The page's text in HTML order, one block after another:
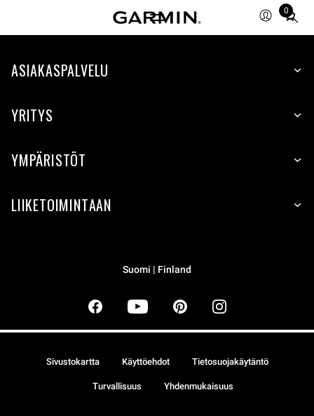
0
Total
items
cart:
ASIAKASPALVELU
YRITYS
YMPÄRISTÖT
LIIKETOIMINTAAN
Suomi | Finland
Sivustokartta Käyttöehdot Tietosuojakäytäntö
Turvallisuus Yhdenmukaisuus